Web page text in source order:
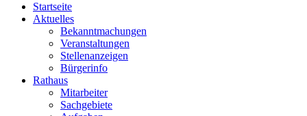
Startseite
Aktuelles
Bekanntmachungen
Veranstaltungen
Stellenanzeigen
Bürgerinfo
Rathaus
Mitarbeiter
Sachgebiete